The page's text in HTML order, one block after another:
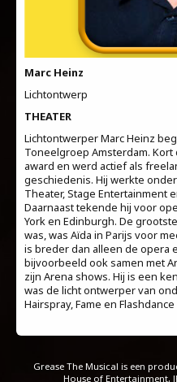
Marc Heinz
Lichtontwerp
THEATER
Lichtontwerper Marc Heinz
Toneelgroep Amsterdam.
award en werd actief als
geschiedenis. Hij werkte
Theater, Stage Entertainment
Daarnaast tekende hij voor
York en Edinburgh. De
was, was Aïda in Parijs voor
is breder dan alleen de opera
bijvoorbeeld ook samen met
zijn Arena shows. Hij is een
was de licht ontwerper van
Hairspray, Fame en Flashdance
Grease The Musical is een
House of Entertainment,